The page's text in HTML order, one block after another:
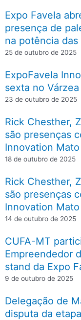
Expo Favela
presença de
na potência
25 de outubro de 2025
ExpoFavela
sexta no
23 de outubro de 2025
Rick Chesther,
são presenças
Innovation
18 de outubro de 2025
Rick Chesther,
são presenças
Innovation
14 de outubro de 2025
CUFA-MT
Empreendedor
stand da Expo
9 de outubro de 2025
Delegação de
disputa da